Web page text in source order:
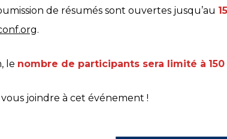
de résumés sont ouvertes jusqu’au
.
le nombre de participants sera limité à
joindre à cet événement !